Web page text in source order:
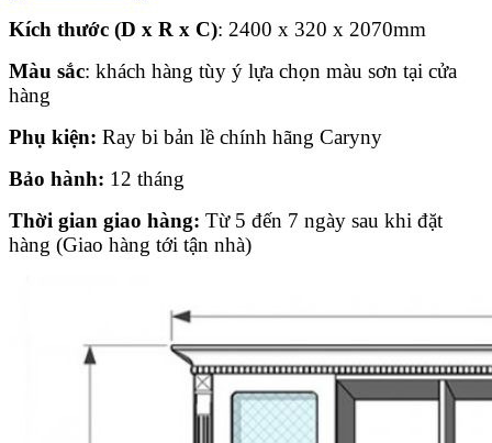
Kích thước (D x R x C): 2400 x 320 x 2070mm
Màu sắc: khách hàng tùy ý lựa chọn màu sơn tại cửa
hàng
Phụ kiện: Ray bi bản lề chính hãng Caryny
Bảo hành: 12 tháng
Thời gian giao hàng: Từ 5 đến 7 ngày sau khi đặt
hàng (Giao hàng tới tận nhà)